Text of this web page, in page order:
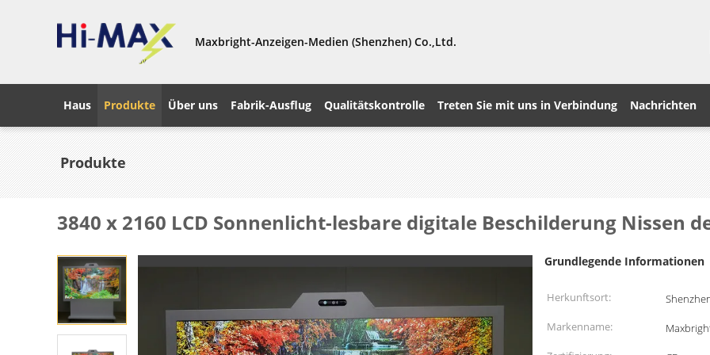
Maxbright-Anzeigen-Medien (Shenzhen) Co.,Ltd.
Haus Produkte Über uns Fabrik-Ausflug Qualitätskontrolle Treten Sie mit uns in Verbindung Nachrichten
Produkte
3840 x 2160 LCD Sonnenlicht-lesbare digitale Beschilderung Nissen
Grundlegende Informationen
Herkunftsort:
Markenname: